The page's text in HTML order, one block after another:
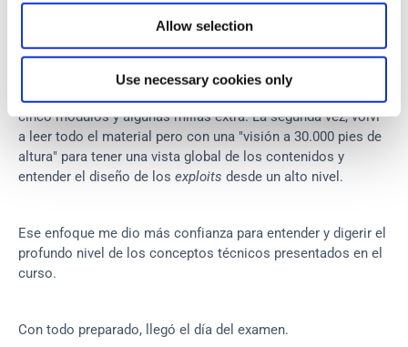
Allow selection
Use necessary cookies only
En realidad, leí los materiales dos veces durante ese mes de
estudio. La primera vez, resolví todos los ejercicios de los
cinco módulos y algunas millas extra. La segunda vez, volví
a leer todo el material pero con una "visión a 30.000 pies de
altura" para tener una vista global de los contenidos y
entender el diseño de los exploits desde un alto nivel.
Ese enfoque me dio más confianza para entender y digerir el
profundo nivel de los conceptos técnicos presentados en el
curso.
Con todo preparado, llegó el día del examen.